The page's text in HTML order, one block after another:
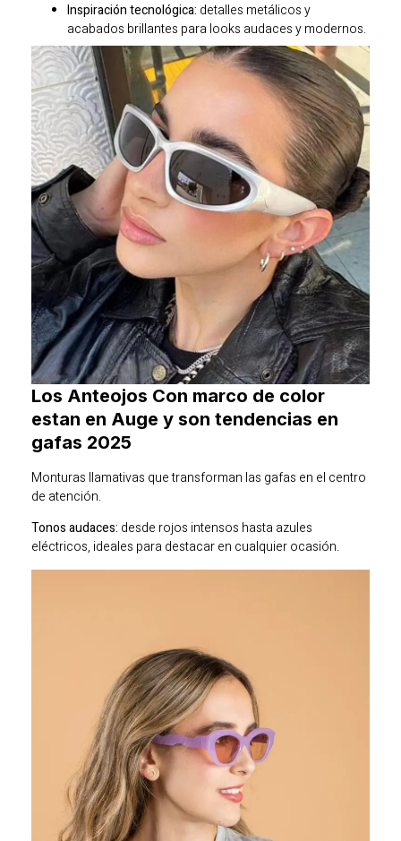
Inspiración tecnológica: detalles metálicos y
acabados brillantes para looks audaces y modernos.
Los Anteojos Con marco de color
estan en Auge y son tendencias en
gafas 2025
Monturas llamativas que transforman las gafas en el centro
de atención.
Tonos audaces: desde rojos intensos hasta azules
eléctricos, ideales para destacar en cualquier ocasión.